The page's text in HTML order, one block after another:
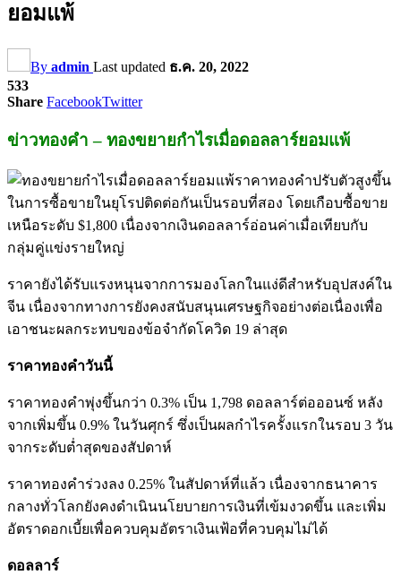
ยอมแพ้
By admin Last updated ธ.ค. 20, 2022
533
Share FacebookTwitter
ข่าวทองคำ – ทองขยายกำไรเมื่อดอลลาร์ยอมแพ้
ราคาทองคำปรับตัวสูงขึ้น
ในการซื้อขายในยุโรปติดต่อกันเป็นรอบที่สอง โดยเกือบซื้อขาย
เหนือระดับ $1,800 เนื่องจากเงินดอลลาร์อ่อนค่าเมื่อเทียบกับ
กลุ่มคู่แข่งรายใหญ่
ราคายังได้รับแรงหนุนจากการมองโลกในแง่ดีสำหรับอุปสงค์ใน
จีน เนื่องจากทางการยังคงสนับสนุนเศรษฐกิจอย่างต่อเนื่องเพื่อ
เอาชนะผลกระทบของข้อจำกัดโควิด 19 ล่าสุด
ราคาทองคำวันนี้
ราคาทองคำพุ่งขึ้นกว่า 0.3% เป็น 1,798 ดอลลาร์ต่อออนซ์ หลัง
จากเพิ่มขึ้น 0.9% ในวันศุกร์ ซึ่งเป็นผลกำไรครั้งแรกในรอบ 3 วัน
จากระดับต่ำสุดของสัปดาห์
ราคาทองคำร่วงลง 0.25% ในสัปดาห์ที่แล้ว เนื่องจากธนาคาร
กลางทั่วโลกยังคงดำเนินนโยบายการเงินที่เข้มงวดขึ้น และเพิ่ม
อัตราดอกเบี้ยเพื่อควบคุมอัตราเงินเฟ้อที่ควบคุมไม่ได้
ดอลลาร์